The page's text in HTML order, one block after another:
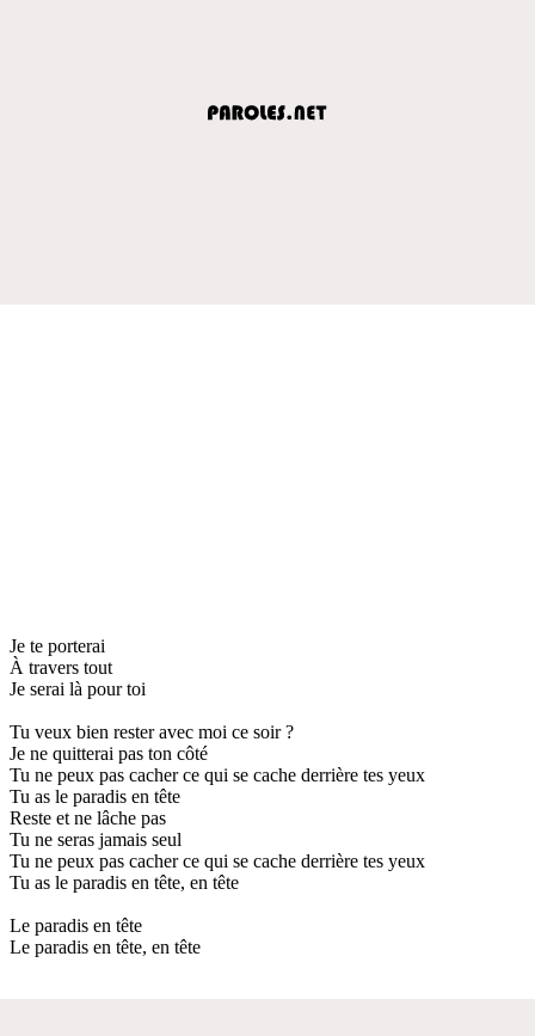
Je te porterai
À travers tout
Je serai là pour toi
Tu veux bien rester avec moi ce soir ?
Je ne quitterai pas ton côté
Tu ne peux pas cacher ce qui se cache derrière tes yeux
Tu as le paradis en tête
Reste et ne lâche pas
Tu ne seras jamais seul
Tu ne peux pas cacher ce qui se cache derrière tes yeux
Tu as le paradis en tête, en tête
Le paradis en tête
Le paradis en tête, en tête